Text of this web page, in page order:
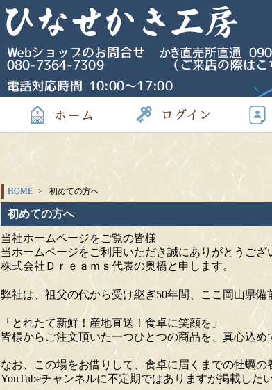
HOME 初めての方へ
初めての方へ
当社ホームページをご覧の皆様
当ホームページをご利用いただき誠にありがとうござ
株式会社Ｄｒｅａｍｓ代表の奥橋と申します。
弊社は、祖父の代から受け継ぎ50年間、ここ岡山県備
「とれたて新鮮！産地直送！食卓に笑顔を」
皆様からご注文頂いた一つひとつの商品を、真心込め
なお、この場をお借りして、食卓に届くまでの牡蠣
YouTubeチャンネルに不定期ではありますが掲載した